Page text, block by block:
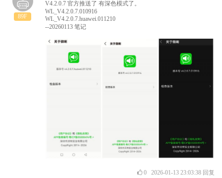
89F
V4.2.0.7 官方推送了 有深色模式了。
WL_V4.2.0.7.010916
WL_V4.2.0.7.huawei.011210
--20260113 笔记
02026-01-13 23:03:38 回复